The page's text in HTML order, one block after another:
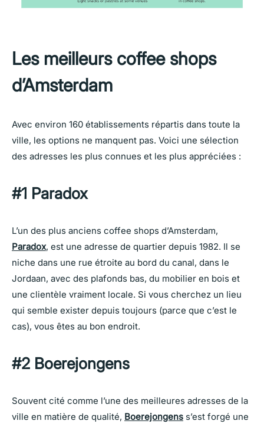
Les meilleurs coffee shops
d’Amsterdam
Avec environ 160 établissements répartis dans toute la
ville, les options ne manquent pas. Voici une sélection
des adresses les plus connues et les plus appréciées :
#1 Paradox
L’un des plus anciens coffee shops d’Amsterdam,
Paradox, est une adresse de quartier depuis 1982. Il se
niche dans une rue étroite au bord du canal, dans le
Jordaan, avec des plafonds bas, du mobilier en bois et
une clientèle vraiment locale. Si vous cherchez un lieu
qui semble exister depuis toujours (parce que c’est le
cas), vous êtes au bon endroit.
#2 Boerejongens
Souvent cité comme l’une des meilleures adresses de la
ville en matière de qualité, Boerejongens s’est forgé une